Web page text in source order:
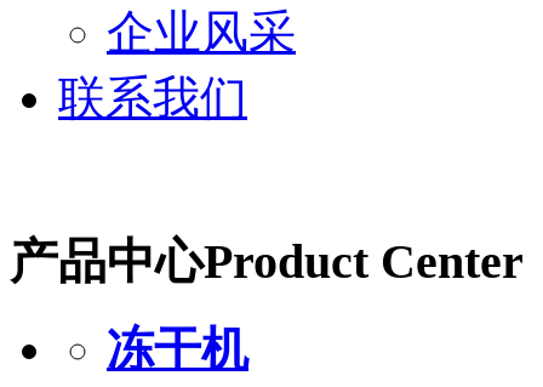
企业风采
联系我们
产品中心Product Center
冻干机